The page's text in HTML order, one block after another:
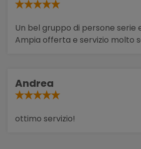
Un bel gruppo di persone serie
Ampia offerta e servizio molto
Andrea
ottimo servizio!